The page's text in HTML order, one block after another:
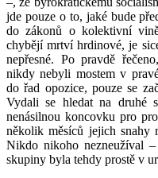
jde pouze o to, jaké bude
do zákonů o kolektivní
chybějí mrtví hrdinové, je
nepřesné. Po pravdě
nikdy nebyli mostem v
do řad opozice, pouze se
Vydali se hledat na druhé
nenásilnou koncovku pro
několik měsíců jejich snahy
Nikdo nikoho nezneužíval
skupiny byla tehdy prostě v